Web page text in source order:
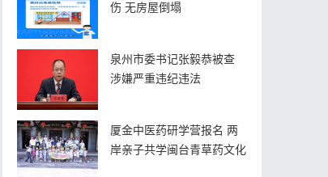
伤 无房屋倒塌
泉州市委书记张毅恭被查
涉嫌严重违纪违法
厦金中医药研学营报名 两
岸亲子共学闽台青草药文化